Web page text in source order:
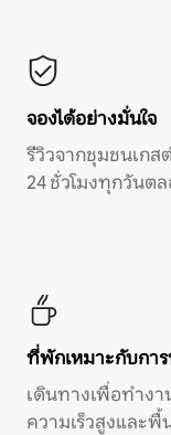
จองได้อย่างมั่นใจ
รีวิวจากชุมชนเก
24 ชั่วโมงทุกวันต
ที่พักเหมาะกับกา
เดินทางเพื่อทำง
ความเร็วสูงและ